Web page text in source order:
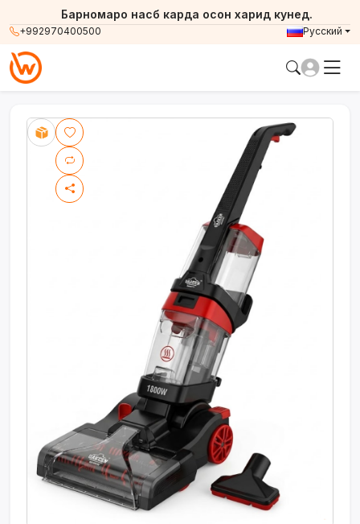
+992970400500
Барномаро насб карда осон харид кунед.
Русский